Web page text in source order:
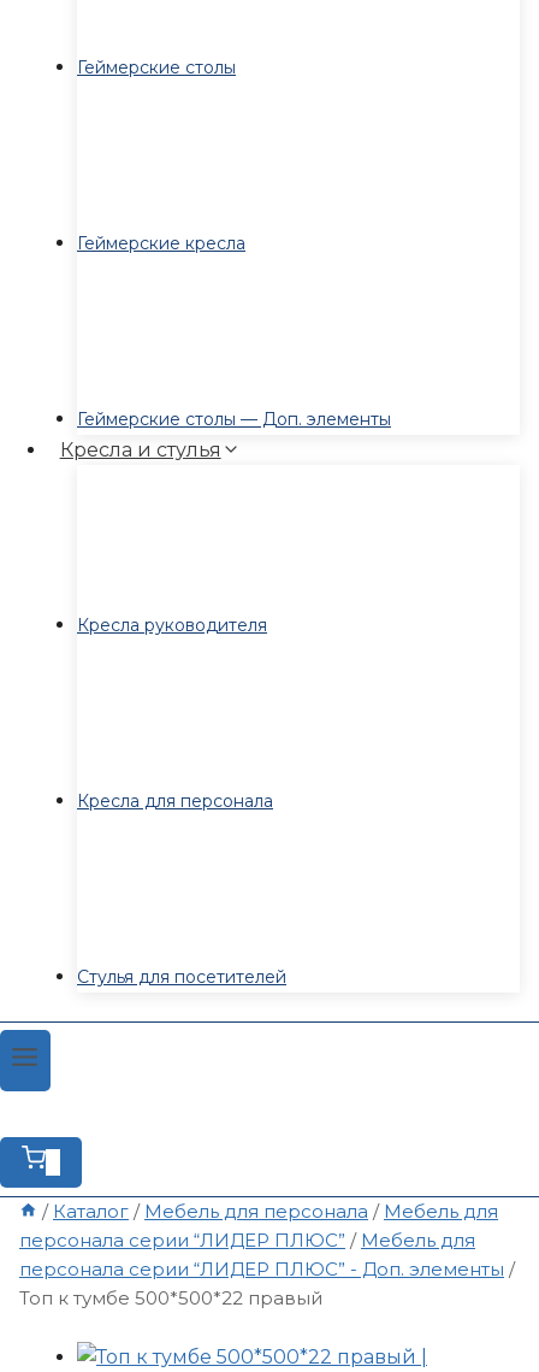
Геймерские столы
Геймерские кресла
Геймерские столы — Доп. элементы
Кресла и стулья
Кресла руководителя
Кресла для персонала
Стулья для посетителей
/ Каталог / Мебель для персонала / Мебель для
персонала серии “ЛИДЕР ПЛЮС” / Мебель для
персонала серии “ЛИДЕР ПЛЮС” - Доп. элементы /
Топ к тумбе 500*500*22 правый